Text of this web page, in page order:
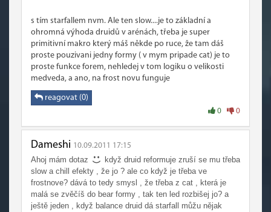
s tím starfallem nvm. Ale ten slow....je to základní a
ohromná výhoda druidů v arénách, třeba je super
primitivní makro který máš někde po ruce, že tam dáš
proste pouzivani jedny formy ( v mym pripade cat) je to
proste funkce forem, nehledej v tom logiku o velikosti
medveda, a ano, na frost novu funguje
reagovat (0)
0 0
Dameshi 10.09.2011 17:15
Ahoj mám dotaz
když druid reformuje zruší se mu třeba
slow a chill efekty , že jo ? ale co když je třeba ve
frostnove? dává to tedy smysl , že třeba z cat , která je
malá se zvěčíš do bear formy , tak ten led rozbišej jo? a
ještě jeden , když balance druid dá starfall můžu nějak